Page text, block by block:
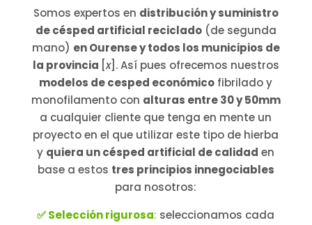
Somos expertos en distribución y suministro
de césped artificial reciclado(de segunda
mano) en Ourense y todos los municipios de
la provincia [x]. Así pues ofrecemos nuestros
modelos de cesped económico fibrilado y
monofilamento con alturas entre 30 y 50mm
a cualquier cliente que tenga en mente un
proyecto en el que utilizar este tipo de hierba
y quiera un césped artificial de calidad en
base a estos tres principios innegociables
para nosotros:
✅ Selección rigurosa: seleccionamos cada